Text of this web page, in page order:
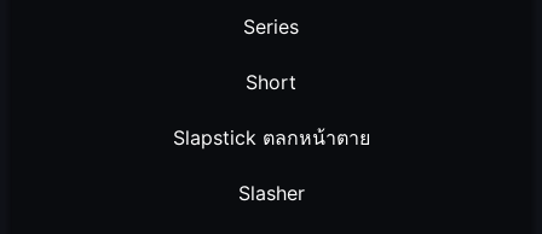
Series
Short
Slapstick ตลกหน้าตาย
Slasher